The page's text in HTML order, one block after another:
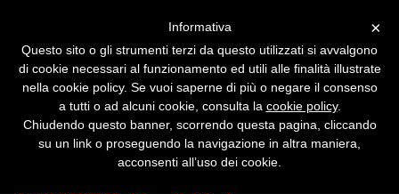
Stai Visualizzando
×
Informativa
Questo sito o gli strumenti terzi da questo utilizzati si avvalgono
di cookie necessari al funzionamento ed utili alle finalità illustrate
nella cookie policy. Se vuoi saperne di più o negare il consenso
a tutti o ad alcuni cookie, consulta la cookie policy.
Chiudendo questo banner, scorrendo questa pagina, cliccando
su un link o proseguendo la navigazione in altra maniera,
acconsenti all’uso dei cookie.